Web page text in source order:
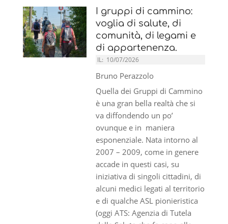
I gruppi di cammino:
voglia di salute, di
comunità, di legami e
di appartenenza.
IL: 10/07/2026
Bruno Perazzolo
Quella dei Gruppi di Cammino
è una gran bella realtà che si
va diffondendo un po’
ovunque e in maniera
esponenziale. Nata intorno al
2007 – 2009, come in genere
accade in questi casi, su
iniziativa di singoli cittadini, di
alcuni medici legati al territorio
e di qualche ASL pionieristica
(oggi ATS: Agenzia di Tutela